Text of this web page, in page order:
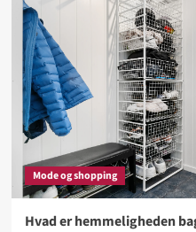
kompetencer
Mode og shopping
Hvad er hemmeligheden